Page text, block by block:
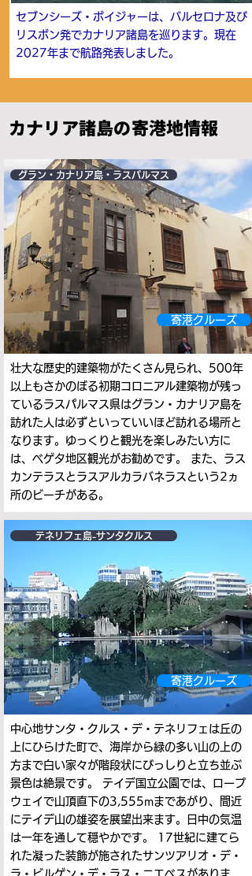
セブンシーズ・ボイジャーは、バルセロナ及び
リスボン発でカナリア諸島を巡ります。現在
2027年まで航路発表しました。
カナリア諸島の寄港地情報
グラン・カナリア島・ラスパルマス
寄港クルーズ
壮大な歴史的建築物がたくさん見られ、500年
以上もさかのぼる初期コロニアル建築物が残っ
ているラスパルマス県はグラン・カナリア島を
訪れた人は必ずといっていいほど訪れる場所と
なります。ゆっくりと観光を楽しみたい方に
は、ベゲタ地区観光がお勧めです。 また、ラス
カンテラスとラスアルカラバネラスという2ヵ
所のビーチがある。
テネリフェ島-サンタクルス
寄港クルーズ
中心地サンタ・クルス・デ・テネリフェは丘の
上にひらけた町で、海岸から緑の多い山の上の
方まで白い家々が階段状にびっしりと立ち並ぶ
景色は絶景です。 テイデ国立公園では、ロープ
ウェイで山頂直下の3,555mまであがり、間近
にテイデ山の雄姿を展望出来ます。日中の気温
は一年を通して穏やかです。 17世紀に建てら
れた凝った装飾が施されたサンツアリオ・デ・
ラ・ビルゲン・デ・ラス・ニエベスがありま